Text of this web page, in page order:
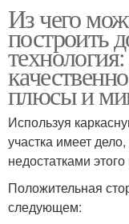
Из чего
построить
плюсы и
Используя
участка имеет
недостатками
Положительная
следующем: